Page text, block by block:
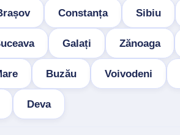
Constanța Sibiu
Galați Zănoaga
Buzău Voivodeni
Deva